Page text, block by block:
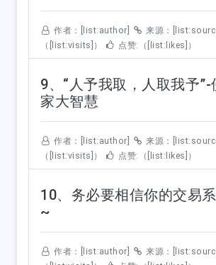
作者：[list:author] 来源：
（[list:visits]）
点赞:（[list:likes]）
9、“人予我取，人取我予”-
家大智慧
作者：[list:author] 来源：
（[list:visits]）
点赞:（[list:likes]）
10、务必要相信你的交易
~
作者：[list:author] 来源：